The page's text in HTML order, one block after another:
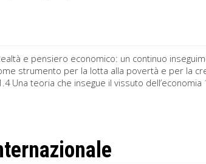
e pensiero economico: un continuo
strumento per la lotta alla povertà e per la
Una teoria che insegue il vissuto